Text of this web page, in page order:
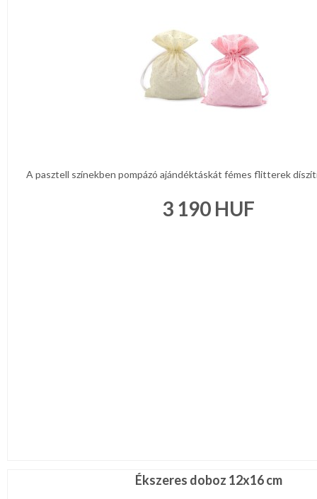
A pasztell színekben pompázó ajándéktáskát fémes flitterek
3 190 HUF
Ékszeres doboz 12x16 cm